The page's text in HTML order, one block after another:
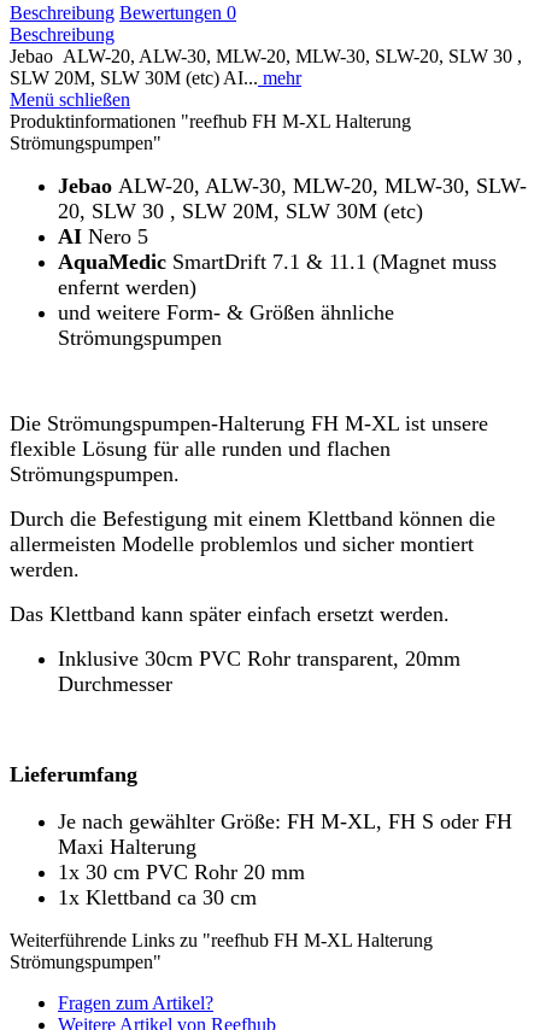
Beschreibung Bewertungen 0
Beschreibung
Jebao ALW-20, ALW-30, MLW-20, MLW-30, SLW-20, SLW 30 ,
SLW 20M, SLW 30M (etc) AI... mehr
Menü schließen
Produktinformationen "reefhub FH M-XL Halterung
Strömungspumpen"
Jebao ALW-20, ALW-30, MLW-20, MLW-30, SLW-
20, SLW 30 , SLW 20M, SLW 30M (etc)
AI Nero 5
AquaMedic SmartDrift 7.1 & 11.1 (Magnet muss
enfernt werden)
und weitere Form- & Größen ähnliche
Strömungspumpen
Die Strömungspumpen-Halterung FH M-XL ist unsere
flexible Lösung für alle runden und flachen
Strömungspumpen.
Durch die Befestigung mit einem Klettband können die
allermeisten Modelle problemlos und sicher montiert
werden.
Das Klettband kann später einfach ersetzt werden.
Inklusive 30cm PVC Rohr transparent, 20mm
Durchmesser
Lieferumfang
Je nach gewählter Größe: FH M-XL, FH S oder FH
Maxi Halterung
1x 30 cm PVC Rohr 20 mm
1x Klettband ca 30 cm
Weiterführende Links zu "reefhub FH M-XL Halterung
Strömungspumpen"
Fragen zum Artikel?
Weitere Artikel von Reefhub